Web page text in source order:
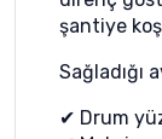
şantiye
Sağladığı
✔ Drum